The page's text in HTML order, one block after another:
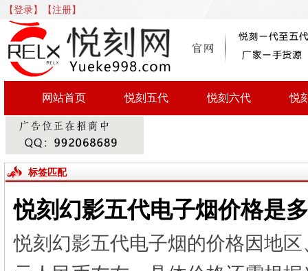
【登录】 【注册】
网站首页 悦刻五代 悦刻六代 悦
标签匹配
悦刻幻影五代电子烟价格是
悦刻幻影五代电子烟的价格因地